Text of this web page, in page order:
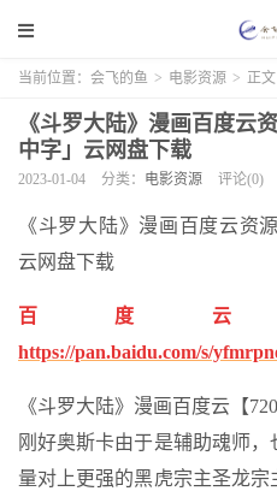
当前位置： 会飞的鱼 > 电影资源 > 正文
《斗罗大陆》漫画百度云
中字」云网盘下载
2023-01-04 分类： 电影资源 评论(0)
《斗罗大陆》漫画百度云资源
云网盘下载
百度
https://pan.baidu.com/s/
《斗罗大陆》漫画百度云【
刚好奥斯卡由于是辅助魂师
量对上更强的黑虎宗主圣龙